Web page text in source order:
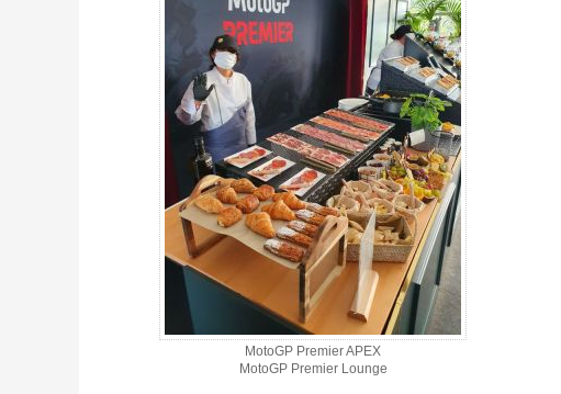
MotoGP Premier APEX
MotoGP Premier Lounge